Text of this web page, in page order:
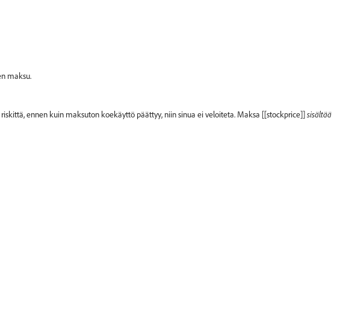
maksu.
ennen kuin maksuton koekäyttö päättyy, niin sinua ei veloiteta. Maksa [[stockprice]]sisältää